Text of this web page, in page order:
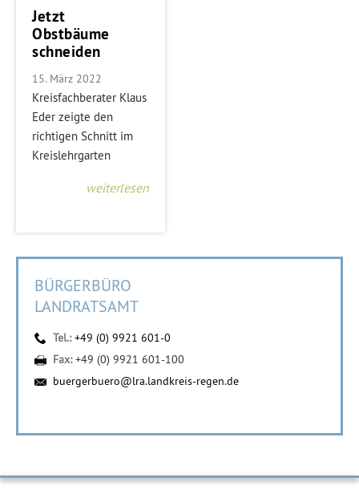
Jetzt
Obstbäume
schneiden
15. März 2022
Kreisfachberater Klaus
Eder zeigte den
richtigen Schnitt im
Kreislehrgarten
weiterlesen
BÜRGERBÜRO
LANDRATSAMT
Tel.:+49 (0) 9921 601-0
Fax:+49 (0) 9921 601-100
buergerbuero@lra.landkreis-regen.de